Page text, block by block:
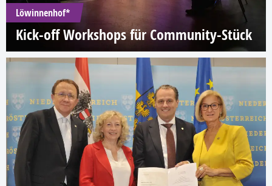
Löwinnenhof*
Kick-off Workshops für Community-Stück